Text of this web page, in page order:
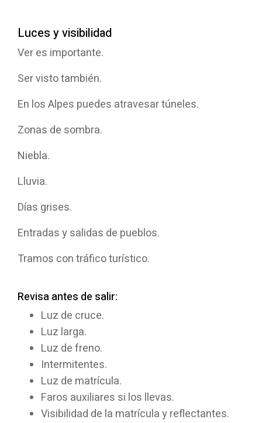
Luces y visibilidad
Ver es importante.
Ser visto también.
En los Alpes puedes atravesar túneles.
Zonas de sombra.
Niebla.
Lluvia.
Días grises.
Entradas y salidas de pueblos.
Tramos con tráfico turístico.
Revisa antes de salir:
Luz de cruce.
Luz larga.
Luz de freno.
Intermitentes.
Luz de matrícula.
Faros auxiliares si los llevas.
Visibilidad de la matrícula y reflectantes.